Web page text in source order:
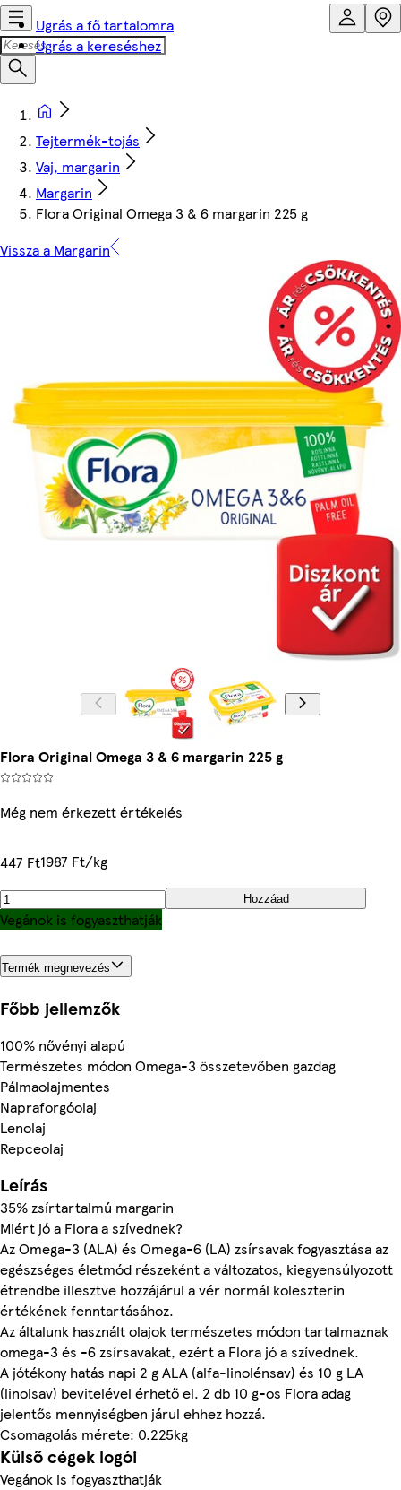
Ugrás a fő tartalomra
Ugrás a kereséshez
Tejtermék-tojás
Vaj, margarin
Margarin
Flora Original Omega 3 & 6 margarin 225 g
Vissza a Margarin
Flora Original Omega 3 & 6 margarin 225 g
Még nem érkezett értékelés
447 Ft1987 Ft/kg
Hozzáad
Vegánok is fogyaszthatják
Termék megnevezés
Főbb jellemzők
100% nővényi alapú
Természetes módon Omega-3 összetevőben gazdag
Pálmaolajmentes
Napraforgóolaj
Lenolaj
Repceolaj
Leírás
35% zsírtartalmú margarin
Miért jó a Flora a szívednek?
Az Omega-3 (ALA) és Omega-6 (LA) zsírsavak fogyasztása az
egészséges életmód részeként a változatos, kiegyensúlyozott
étrendbe illesztve hozzájárul a vér normál koleszterin
értékének fenntartásához.
Az általunk használt olajok természetes módon tartalmaznak
omega-3 és -6 zsírsavakat, ezért a Flora jó a szívednek.
A jótékony hatás napi 2 g ALA (alfa-linolénsav) és 10 g LA
(linolsav) bevitelével érhető el. 2 db 10 g-os Flora adag
jelentős mennyiségben járul ehhez hozzá.
Csomagolás mérete: 0.225kg
Külső cégek logói
Vegánok is fogyaszthatják